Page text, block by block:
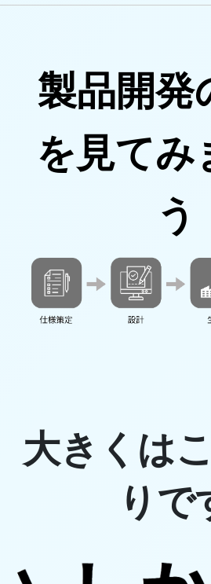
製品開発
を見てみ
う
大きくは
りで